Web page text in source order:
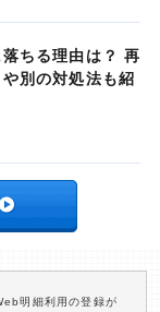
ちる理由は？ 再
別の対処法も紹
明細利用の登録が